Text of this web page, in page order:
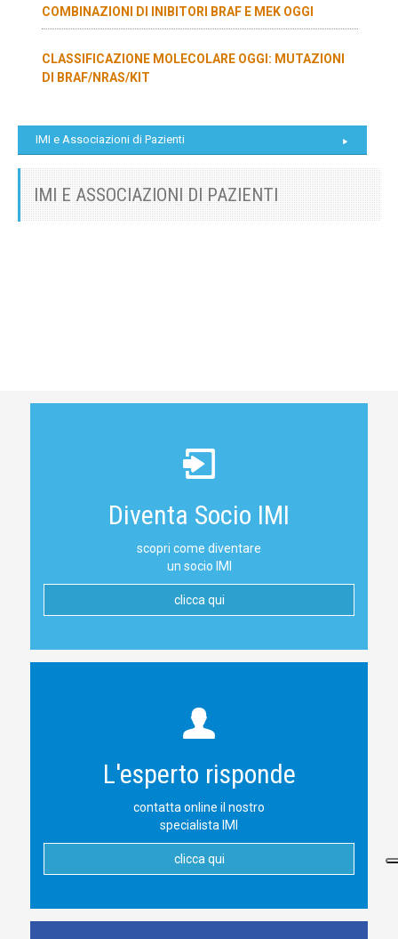
COMBINAZIONI DI INIBITORI BRAF E MEK OGGI
CLASSIFICAZIONE MOLECOLARE OGGI: MUTAZIONI
DI BRAF/NRAS/KIT
IMI e Associazioni di Pazienti
IMI E ASSOCIAZIONI DI PAZIENTI
Diventa Socio IMI
scopri come diventare
un socio IMI
clicca qui
L'esperto risponde
contatta online il nostro
specialista IMI
clicca qui